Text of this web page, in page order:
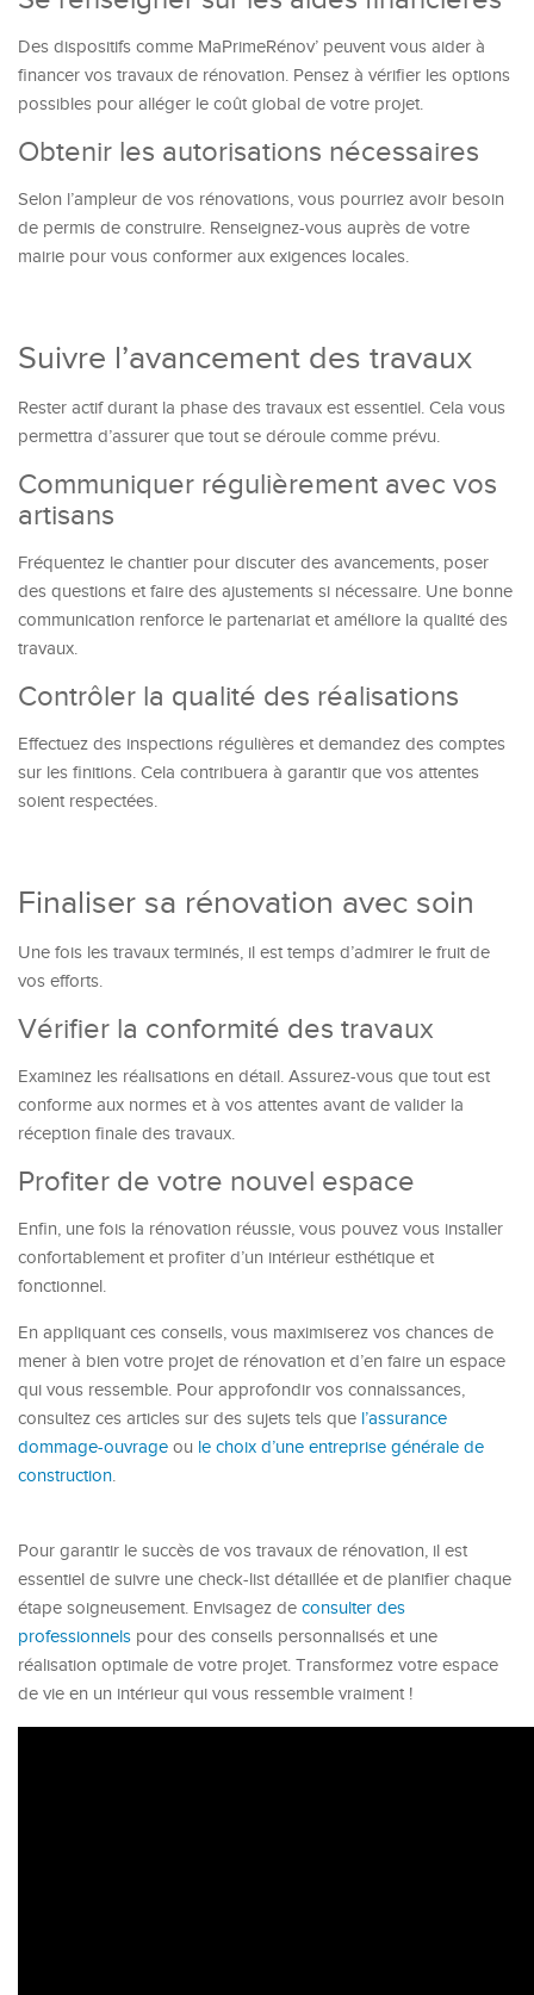
Des dispositifs comme MaPrimeRénov’ peuvent vous aider à
financer vos travaux de rénovation. Pensez à vérifier les options
possibles pour alléger le coût global de votre projet.
Obtenir les autorisations nécessaires
Selon l’ampleur de vos rénovations, vous pourriez avoir besoin
de permis de construire. Renseignez-vous auprès de votre
mairie pour vous conformer aux exigences locales.
Suivre l’avancement des travaux
Rester actif durant la phase des travaux est essentiel. Cela vous
permettra d’assurer que tout se déroule comme prévu.
Communiquer régulièrement avec vos
artisans
Fréquentez le chantier pour discuter des avancements, poser
des questions et faire des ajustements si nécessaire. Une bonne
communication renforce le partenariat et améliore la qualité des
travaux.
Contrôler la qualité des réalisations
Effectuez des inspections régulières et demandez des comptes
sur les finitions. Cela contribuera à garantir que vos attentes
soient respectées.
Finaliser sa rénovation avec soin
Une fois les travaux terminés, il est temps d’admirer le fruit de
vos efforts.
Vérifier la conformité des travaux
Examinez les réalisations en détail. Assurez-vous que tout est
conforme aux normes et à vos attentes avant de valider la
réception finale des travaux.
Profiter de votre nouvel espace
Enfin, une fois la rénovation réussie, vous pouvez vous installer
confortablement et profiter d’un intérieur esthétique et
fonctionnel.
En appliquant ces conseils, vous maximiserez vos chances de
mener à bien votre projet de rénovation et d’en faire un espace
qui vous ressemble. Pour approfondir vos connaissances,
consultez ces articles sur des sujets tels que l’assurance
dommage-ouvrage ou le choix d’une entreprise générale de
construction.
Pour garantir le succès de vos travaux de rénovation, il est
essentiel de suivre une check-list détaillée et de planifier chaque
étape soigneusement. Envisagez de consulter des
professionnels pour des conseils personnalisés et une
réalisation optimale de votre projet. Transformez votre espace
de vie en un intérieur qui vous ressemble vraiment !